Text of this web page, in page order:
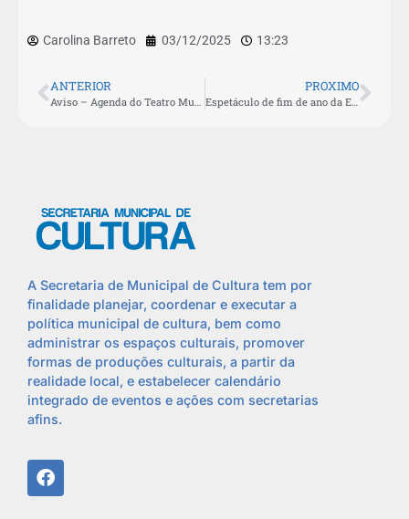
Carolina Barreto 03/12/2025 13:23
ANTERIOR
Aviso – Agenda do Teatro Municipal
PROXIMO
Espetáculo de fim de ano da Escola de Artes emociona público e homenageia Ariano Suassuna
A Secretaria de Municipal de Cultura tem por
finalidade planejar, coordenar e executar a
política municipal de cultura, bem como
administrar os espaços culturais, promover
formas de produções culturais, a partir da
realidade local, e estabelecer calendário
integrado de eventos e ações com secretarias
afins.